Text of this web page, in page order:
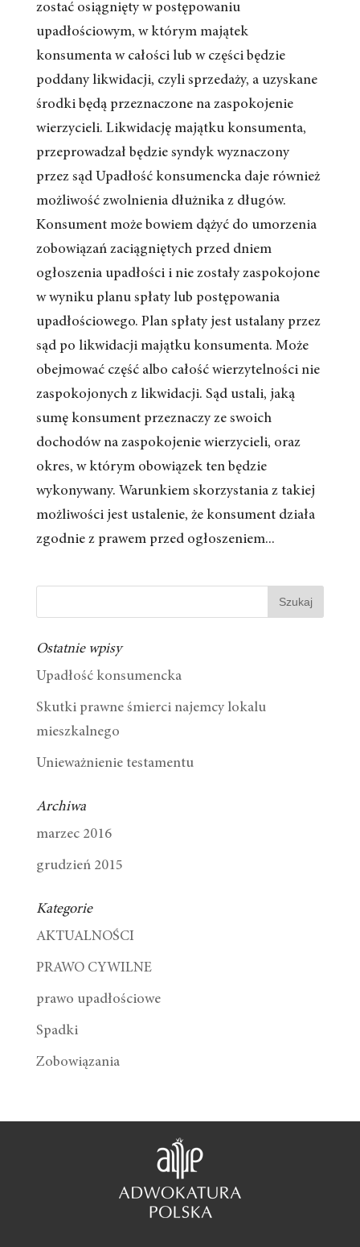
zostać osiągnięty w postępowaniu
upadłościowym, w którym majątek
konsumenta w całości lub w części będzie
poddany likwidacji, czyli sprzedaży, a uzyskane
środki będą przeznaczone na zaspokojenie
wierzycieli. Likwidację majątku konsumenta,
przeprowadzał będzie syndyk wyznaczony
przez sąd Upadłość konsumencka daje również
możliwość zwolnienia dłużnika z długów.
Konsument może bowiem dążyć do umorzenia
zobowiązań zaciągniętych przed dniem
ogłoszenia upadłości i nie zostały zaspokojone
w wyniku planu spłaty lub postępowania
upadłościowego. Plan spłaty jest ustalany przez
sąd po likwidacji majątku konsumenta. Może
obejmować część albo całość wierzytelności nie
zaspokojonych z likwidacji. Sąd ustali, jaką
sumę konsument przeznaczy ze swoich
dochodów na zaspokojenie wierzycieli, oraz
okres, w którym obowiązek ten będzie
wykonywany. Warunkiem skorzystania z takiej
możliwości jest ustalenie, że konsument działa
zgodnie z prawem przed ogłoszeniem...
Ostatnie wpisy
Upadłość konsumencka
Skutki prawne śmierci najemcy lokalu
mieszkalnego
Unieważnienie testamentu
Archiwa
marzec 2016
grudzień 2015
Kategorie
AKTUALNOŚCI
PRAWO CYWILNE
prawo upadłościowe
Spadki
Zobowiązania